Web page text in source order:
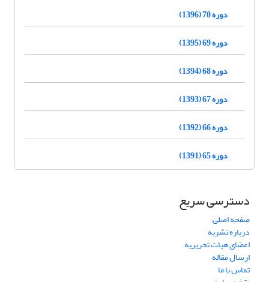
دوره 70 (1396)
دوره 69 (1395)
دوره 68 (1394)
دوره 67 (1393)
دوره 66 (1392)
دوره 65 (1391)
دسترسی سریع
صفحه اصلی
درباره نشریه
اعضای هیات تحریریه
ارسال مقاله
تماس با ما